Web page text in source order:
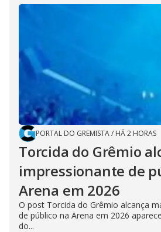
PORTAL DO GREMISTA/ HÁ 2 HORAS
Torcida do Grêmio
impressionante de
Arena em 2026
O post Torcida do Grêmio alcança
de público na Arena em 2026
do...